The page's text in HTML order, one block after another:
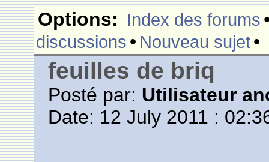
Options: Index des forums
discussions • Nouveau sujet•
feuilles de briq
Posté par: Utilisateur
Date: 12 July 2011 :